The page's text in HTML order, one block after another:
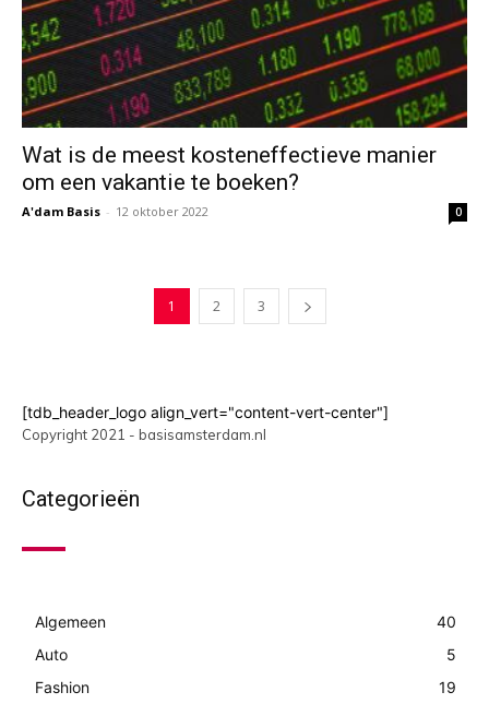
Wat is de meest kosteneffectieve manier
om een vakantie te boeken?
A'dam Basis - 12 oktober 2022 0
1 2 3
[tdb_header_logo align_vert="content-vert-center"]
Copyright 2021 - basisamsterdam.nl
Categorieën
Algemeen
40
Auto
5
Fashion
19